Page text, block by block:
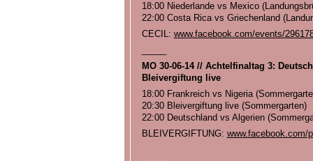
18:00 Niederlande vs Mexico
22:00 Costa Rica vs Griechenland
CECIL: www.facebook.com/events/
MO 30-06-14 // Achtelfinaltag 3:
Bleivergiftung live
18:00 Frankreich vs Nigeria
20:30 Bleivergiftung live (Sommergarten)
22:00 Deutschland vs Algerien
BLEIVERGIFTUNG: www.facebook.com/